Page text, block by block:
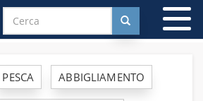
PESCA ABBIGLIAMENTO